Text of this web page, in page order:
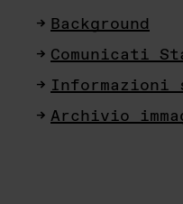
Background
Comunicati
Archivio